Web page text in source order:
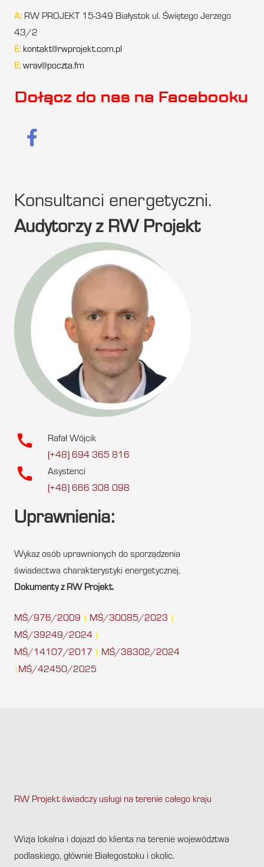
A: RW PROJEKT 15-349 Białystok ul. Świętego Jerzego
43/2
E: kontakt@rwprojekt.com.pl
E: wrav@poczta.fm
Dołącz do nas na Facebooku
Konsultanci energetyczni.
Audytorzy z RW Projekt
call
Rafał Wójcik
(+48) 694 365 816
call
Asystenci
(+48) 666 308 098
Uprawnienia:
Wykaz osób uprawnionych do sporządzenia
świadectwa charakterystyki energetycznej.
Dokumenty z RW Projekt.
MŚ/976/2009 MŚ/30085/2023
MŚ/39249/2024
MŚ/14107/2017 MŚ/38302/2024
MŚ/42450/2025
RW Projekt świadczy usługi na terenie całego kraju
Wizja lokalna i dojazd do klienta na terenie województwa
podlaskiego, głównie Białegostoku i okolic.